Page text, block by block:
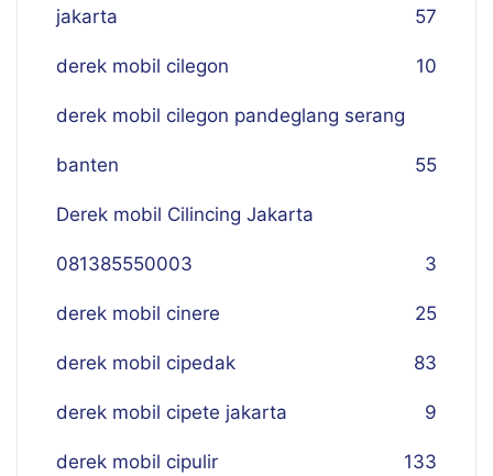
jakarta 57
derek mobil cilegon 10
derek mobil cilegon pandeglang serang
banten 55
Derek mobil Cilincing Jakarta
081385550003 3
derek mobil cinere 25
derek mobil cipedak 83
derek mobil cipete jakarta 9
derek mobil cipulir 133